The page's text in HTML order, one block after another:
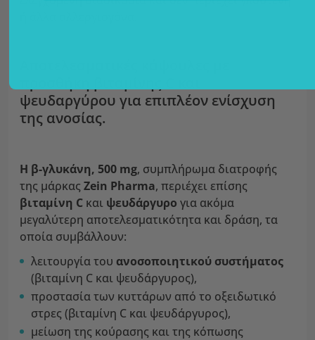
ψευδαργύρου για επιπλέον ενίσχυση
της ανοσίας.
Η β-γλυκάνη, 500 mg, συμπλήρωμα διατροφής
της μάρκας Zein Pharma, περιέχει επίσης
βιταμίνη C και ψευδάργυρο για ακόμα
μεγαλύτερη αποτελεσματικότητα και δράση, τα
οποία συμβάλλουν:
λειτουργία του ανοσοποιητικού συστήματος
(βιταμίνη C και ψευδάργυρος),
προστασία των κυττάρων από το οξειδωτικό
στρες (βιταμίνη C και ψευδάργυρος),
μείωση της κούρασης και της κόπωσης